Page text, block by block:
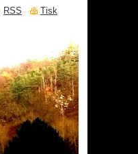
RSS Tisk